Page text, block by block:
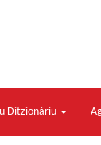
Ditzionàriu